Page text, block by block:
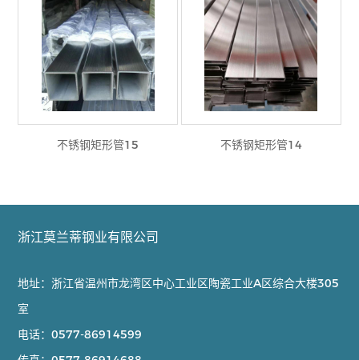
不锈钢矩形管15 不锈钢矩形管14
浙江莫兰蒂钢业有限公司
地址：浙江省温州市龙湾区中心工业区陶瓷工业A区综合大楼305
室
电话：0577-86914599